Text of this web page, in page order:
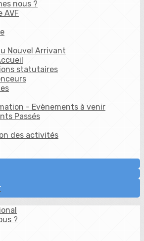
nous ?
AVF
Nouvel Arrivant
statutaires
- Evènements à venir
Passés
des activités
?